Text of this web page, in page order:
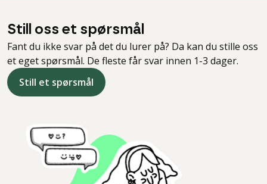
Still oss et spørsmål
Fant du ikke svar på det du lurer på? Da kan du stille oss
et eget spørsmål. De fleste får svar innen 1-3 dager.
Still et spørsmål